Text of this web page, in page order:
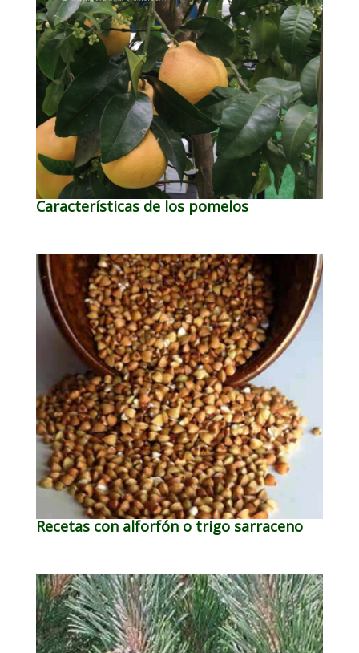
Características de los pomelos
Recetas con alforfón o trigo sarraceno